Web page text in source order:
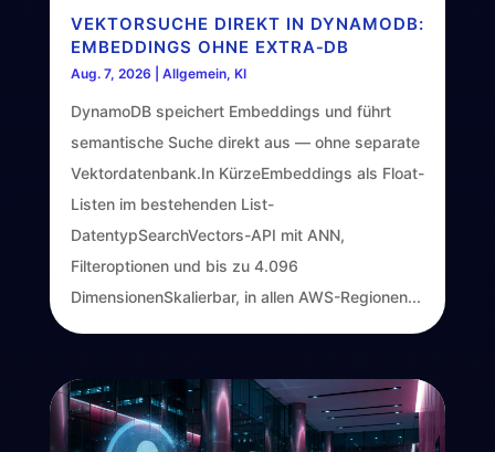
VEKTORSUCHE DIREKT IN DYNAMODB:
EMBEDDINGS OHNE EXTRA‑DB
Aug. 7, 2026 Allgemein, KI
DynamoDB speichert Embeddings und führt
semantische Suche direkt aus — ohne separate
Vektordatenbank.In KürzeEmbeddings als Float-
Listen im bestehenden List-
DatentypSearchVectors-API mit ANN,
Filteroptionen und bis zu 4.096
DimensionenSkalierbar, in allen AWS-Regionen...